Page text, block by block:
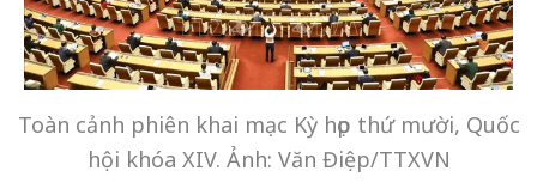
Toàn cảnh phiên khai mạc Kỳ họp thứ mười, Quốc
hội khóa XIV. Ảnh: Văn Điệp/TTXVN